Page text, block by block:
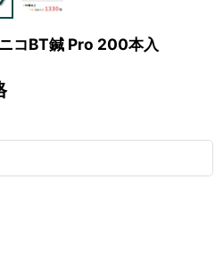
ニコBT鍼 Pro 200本入